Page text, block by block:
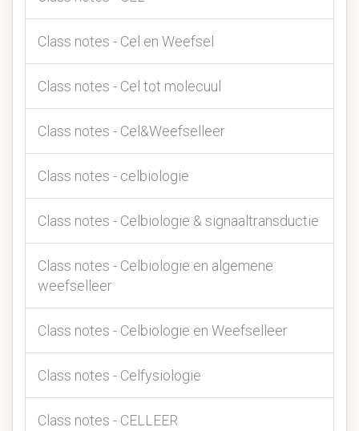
Class notes - Cel en Weefsel
Class notes - Cel tot molecuul
Class notes - Cel&Weefselleer
Class notes - celbiologie
Class notes - Celbiologie & signaaltransductie
Class notes - Celbiologie en algemene
weefselleer
Class notes - Celbiologie en Weefselleer
Class notes - Celfysiologie
Class notes - CELLEER